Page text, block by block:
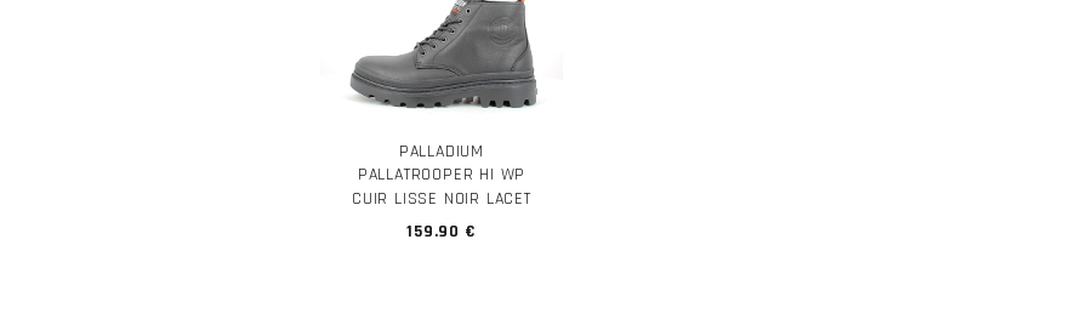
PALLADIUM
PALLATROOPER HI WP
CUIR LISSE NOIR LACET
159.90 €